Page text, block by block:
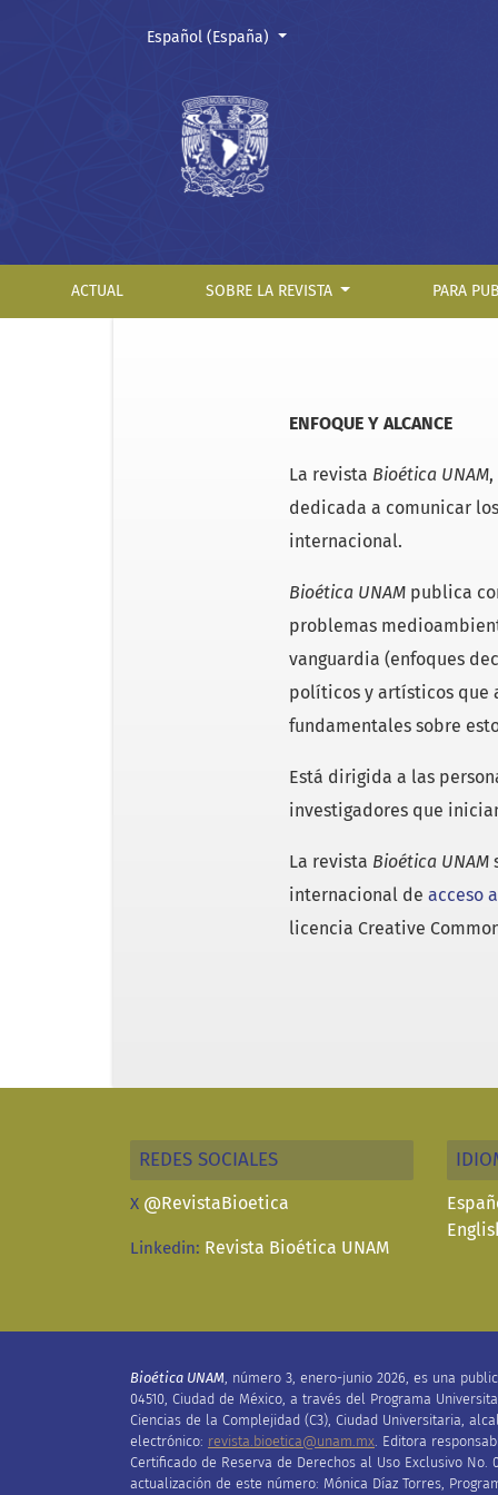
Bioética UNAM
Cambiar el idioma. El actual es:
Español (España)
ACTUAL SOBRE LA REVISTA PARA
ENFOQUE Y ALCANCE
La revista Bioética UNAM,
dedicada a comunicar
internacional.
Bioética UNAM publica
problemas
vanguardia (enfoques
políticos y artísticos que
fundamentales sobre
Está dirigida a las
investigadores que
La revista Bioética UNAM
internacional de acceso
licencia Creative
REDES SOCIALES
X @RevistaBioetica
Linkedin: Revista Bioética UNAM
Bioética UNAM , número 3, enero-junio 2026, es una
04510, Ciudad de México, a través del Programa
Ciencias de la Complejidad (C3), Ciudad Universitaria,
electrónico: revista.bioetica@unam.mx Editora
Certificado de Reserva de Derechos al Uso Exclusivo No.
actualización de este número: Mónica Díaz Torres,